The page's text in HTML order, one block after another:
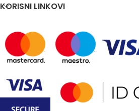
KORISNI LINKOVI